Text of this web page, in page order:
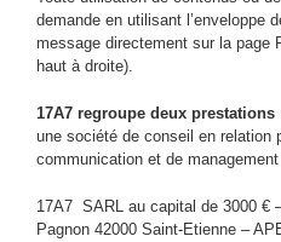
demande en utilisant l’enveloppe
message directement sur la page
haut à droite).
17A7 regroupe deux prestations
une société de conseil en relation
communication et de
17A7 SARL au capital de 3000 €
Pagnon 42000 Saint-Etienne –